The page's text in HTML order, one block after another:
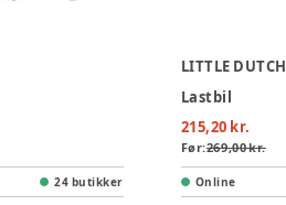
24 butikker
LITTLE DUTCH
Lastbil
215,20 kr.
Før:269,00 kr.
Online